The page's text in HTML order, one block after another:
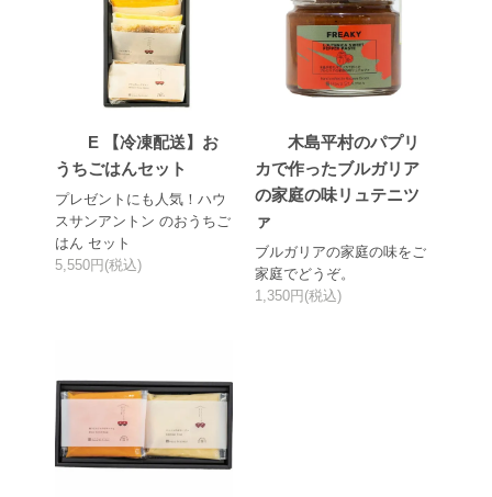
E 【冷凍配送】お
うちごはんセット
プレゼントにも人気！ハウ
スサンアントン のおうちご
はん セット
5,550円(税込)
木島平村のパプリ
カで作ったブルガリア
の家庭の味リュテニツ
ァ
ブルガリアの家庭の味をご
家庭でどうぞ。
1,350円(税込)